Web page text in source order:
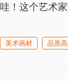
哇！这个艺术
美术画材 品质